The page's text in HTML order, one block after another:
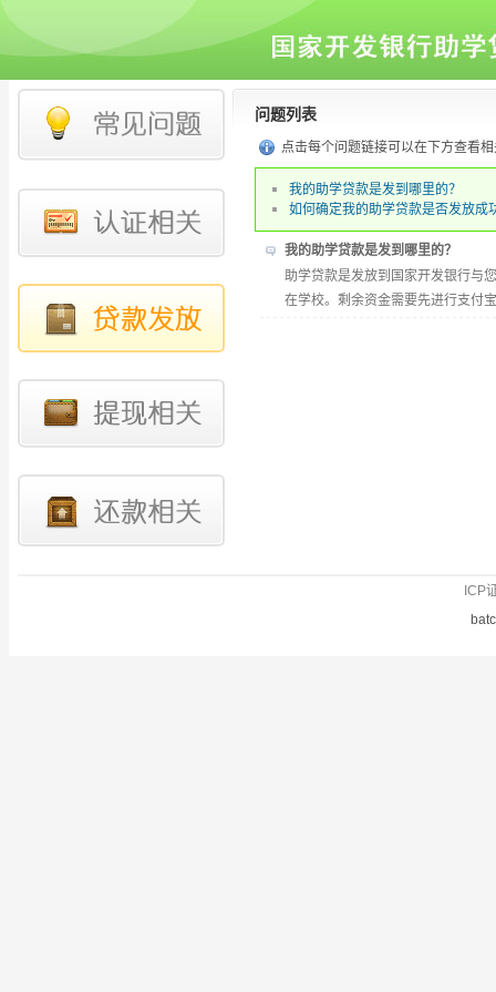
问题列表
点击每个问题链接可以在下方查看
我的助学贷款是发到哪里的？
如何确定我的助学贷款是否发放成
我的助学贷款是发到哪里的？
助学贷款是发放到国家开发银行与
在学校。剩余资金需要先进行支付
ICP